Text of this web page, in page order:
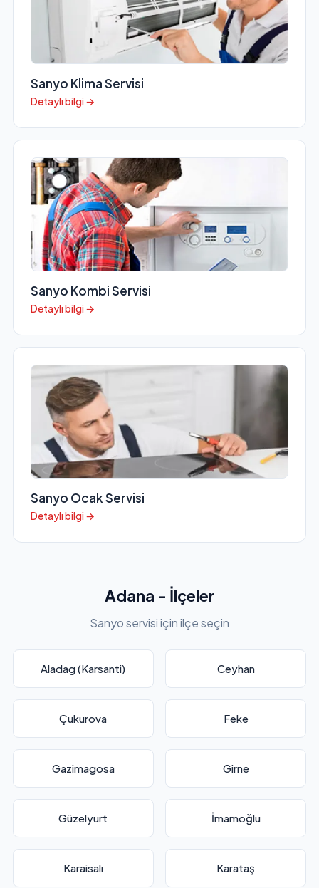
Sanyo Klima Servisi
Detaylı bilgi →
Sanyo Kombi Servisi
Detaylı bilgi →
Sanyo Ocak Servisi
Detaylı bilgi →
Adana - İlçeler
Sanyo servisi için ilçe seçin
Aladag (Karsanti) Ceyhan
Çukurova Feke
Gazimagosa Girne
Güzelyurt İmamoğlu
Karaisalı Karataş